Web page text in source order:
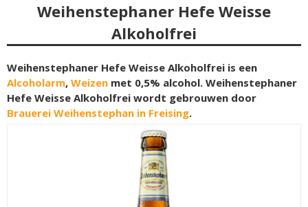
Weihenstephaner Hefe Weisse
Alkoholfrei
Weihenstephaner Hefe Weisse Alkoholfrei is een
Alcoholarm, Weizen met 0,5% alcohol. Weihenstephaner
Hefe Weisse Alkoholfrei wordt gebrouwen door
Brauerei Weihenstephan in Freising.